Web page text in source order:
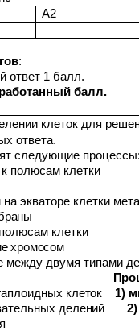
А2
:
ответ 1 балл.
балл.
клеток для
ответа.
следующие
полюсам клетки
экваторе клетки
клетки
хромосом
между двумя типами
клеток 1)
делений